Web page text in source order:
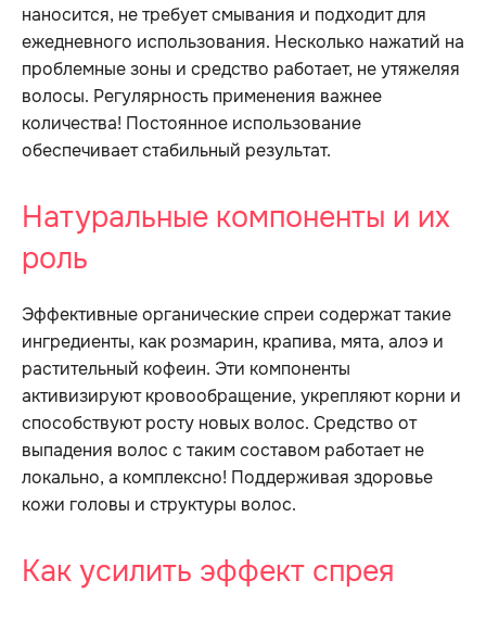
наносится, не требует смывания и подходит для
ежедневного использования. Несколько нажатий на
проблемные зоны и средство работает, не утяжеляя
волосы. Регулярность применения важнее
количества! Постоянное использование
обеспечивает стабильный результат.
Натуральные компоненты и их
роль
Эффективные органические спреи содержат такие
ингредиенты, как розмарин, крапива, мята, алоэ и
растительный кофеин. Эти компоненты
активизируют кровообращение, укрепляют корни и
способствуют росту новых волос. Средство от
выпадения волос с таким составом работает не
локально, а комплексно! Поддерживая здоровье
кожи головы и структуры волос.
Как усилить эффект спрея